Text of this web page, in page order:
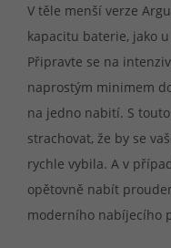
V těle menší verze
kapacitu baterie, jako
Připravte se na
naprostým minimem
na jedno nabití. S
strachovat, že by se
rychle vybila. A v
opětovně nabít
moderního nabíjecího